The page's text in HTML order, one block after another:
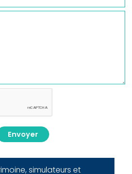
Envoyer
simulateurs et